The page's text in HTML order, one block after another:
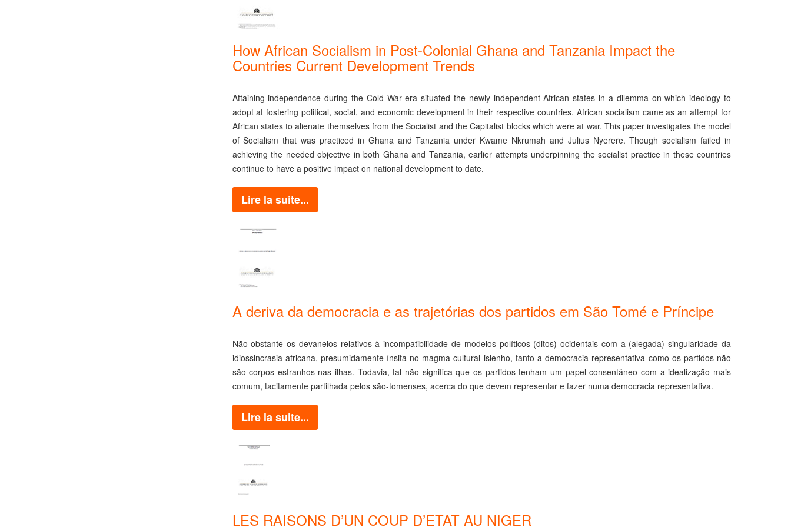
How African Socialism in Post-Colonial Ghana and Tanzania Impact the
Countries Current Development Trends
Attaining independence during the Cold War era situated the newly independent African states in a dilemma on which ideology to
adopt at fostering political, social, and economic development in their respective countries. African socialism came as an attempt for
African states to alienate themselves from the Socialist and the Capitalist blocks which were at war. This paper investigates the model
of Socialism that was practiced in Ghana and Tanzania under Kwame Nkrumah and Julius Nyerere. Though socialism failed in
achieving the needed objective in both Ghana and Tanzania, earlier attempts underpinning the socialist practice in these countries
continue to have a positive impact on national development to date.
Lire la suite...
A deriva da democracia e as trajetórias dos partidos em São Tomé e Príncipe
Não obstante os devaneios relativos à incompatibilidade de modelos políticos (ditos) ocidentais com a (alegada) singularidade da
idiossincrasia africana, presumidamente ínsita no magma cultural islenho, tanto a democracia representativa como os partidos não
são corpos estranhos nas ilhas. Todavia, tal não significa que os partidos tenham um papel consentâneo com a idealização mais
comum, tacitamente partilhada pelos são-tomenses, acerca do que devem representar e fazer numa democracia representativa.
Lire la suite...
LES RAISONS D’UN COUP D’ETAT AU NIGER